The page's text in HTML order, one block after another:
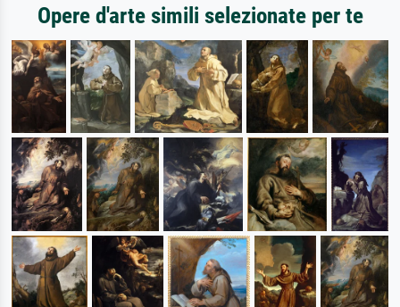
Opere d'arte simili selezionate per te